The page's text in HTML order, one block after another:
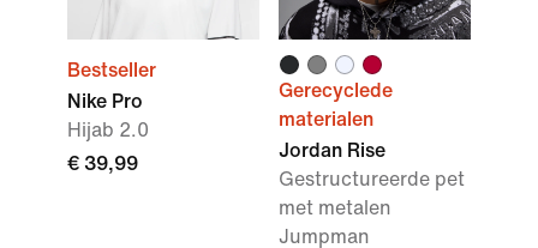
Bestseller
Nike Pro
Hijab 2.0
€ 39,99
Gerecyclede
materialen
Jordan Rise
Gestructureerde pet
met metalen
Jumpman